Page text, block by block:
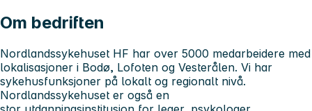
Om bedriften
Nordlandssykehuset HF har over 5000 medarbeidere med
lokalisasjoner i Bodø, Lofoten og Vesterålen. Vi har
sykehusfunksjoner på lokalt og regionalt nivå.
Nordlandssykehuset er også en